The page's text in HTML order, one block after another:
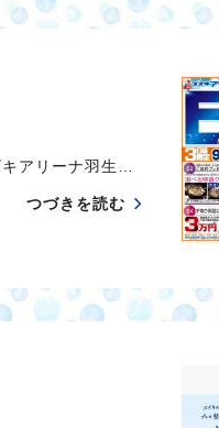
アリーナ羽生…
つづきを読む